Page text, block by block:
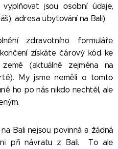
vyplňovat jsouosobní údaje,
adresa ubytování na Bali).
zdravotního formuláře
získáte čárový kód ke
(aktuálně zejména na
My jsme neměli o tomto
ho po nás nikdo nechtěl, ale
Bali nejsou povinná a žádná
při návratu z Bali. To ale